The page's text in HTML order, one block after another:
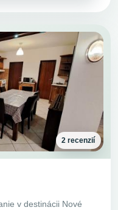
2 recenzií
v destinácii Nové